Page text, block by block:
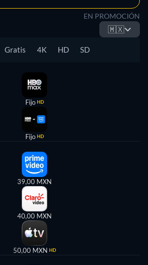
EN PROMOCIÓN
🇲🇽
Gratis 4K HD SD
Fijo HD
Fijo HD
39,00 MXN
40,00 MXN
50,00 MXN HD